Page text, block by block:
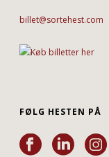
billet@sortehest.com
FØLG HESTEN PÅ